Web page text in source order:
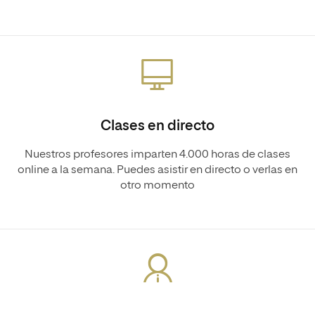
Clases en directo
Nuestros profesores imparten 4.000 horas de clases
online a la semana. Puedes asistir en directo o verlas en
otro momento